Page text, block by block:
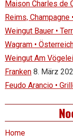
Maison Charles de
Reims, Champagne
Weingut Bauer •
Wagram •
Weingut Am
Franken 8. März
Feudo Arancio •
Home